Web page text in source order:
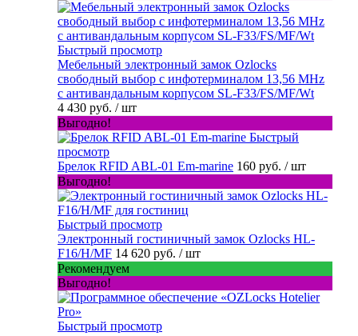
Быстрый просмотр
Мебельный электронный замок Ozlocks
свободный выбор с инфотерминалом 13,56 MHz
с антивандальным корпусом SL-F33/FS/MF/Wt
4 430 руб. / шт
Выгодно!
Быстрый
просмотр
Брелок RFID ABL-01 Em-marine 160 руб. / шт
Выгодно!
Быстрый просмотр
Электронный гостиничный замок Ozlocks HL-
F16/H/MF 14 620 руб. / шт
Рекомендуем
Выгодно!
Быстрый просмотр